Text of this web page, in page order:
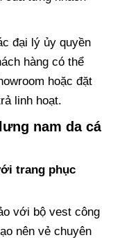
đại lý ủy quyền
hàng có thể
hoặc đặt
linh hoạt.
nam da cá
trang phục
với bộ vest công
nên vẻ chuyên